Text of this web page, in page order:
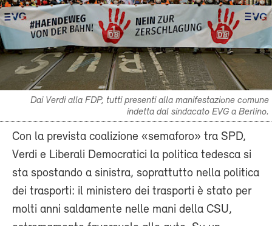
Dai Verdi alla FDP, tutti presenti alla manifestazione comune
indetta dal sindacato EVG a Berlino.
Con la prevista coalizione «semaforo» tra SPD,
Verdi e Liberali Democratici la politica tedesca si
sta spostando a sinistra, soprattutto nella politica
dei trasporti: il ministero dei trasporti è stato per
molti anni saldamente nelle mani della CSU,